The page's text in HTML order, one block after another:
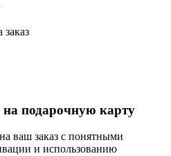
подарочную карту
ваш заказ с понятными
и использованию